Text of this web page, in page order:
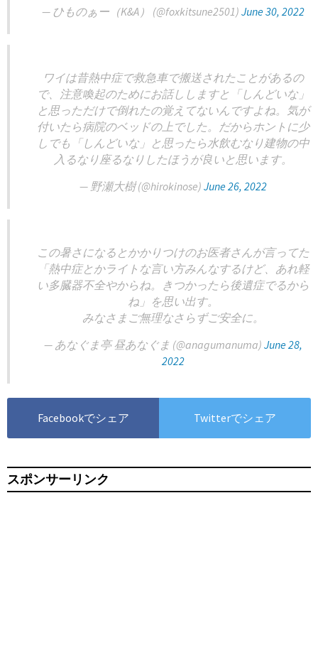
— ひものぁー（K&A） (@foxkitsune2501) June 30, 2022
ワイは昔熱中症で救急車で搬送されたことがあるの
で、注意喚起のためにお話ししますと「しんどいな」
と思っただけで倒れたの覚えてないんですよね。気が
付いたら病院のベッドの上でした。だからホントに少
しでも「しんどいな」と思ったら水飲むなり建物の中
入るなり座るなりしたほうが良いと思います。
— 野瀬大樹 (@hirokinose) June 26, 2022
この暑さになるとかかりつけのお医者さんが言ってた
「熱中症とかライトな言い方みんなするけど、あれ軽
い多臓器不全やからね。きつかったら後遺症でるから
ね」を思い出す。
みなさまご無理なさらずご安全に。
— あなぐま亭 昼あなぐま (@anagumanuma) June 28,
2022
Facebookでシェア Twitterでシェア
スポンサーリンク